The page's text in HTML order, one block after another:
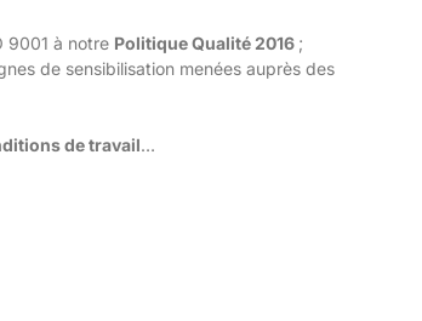
9001 à notre Politique Qualité 2016 ;
de sensibilisation menées auprès des
de travail…